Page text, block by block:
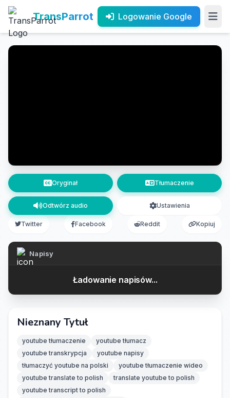
TransParrot Logowanie Google
Oryginał Tłumaczenie
Odtwórz audio Ustawienia
Twitter Facebook Reddit Kopiuj
Napisy
Ładowanie napisów...
Nieznany Tytuł
youtube tłumaczenie
youtube tłumacz
youtube transkrypcja
youtube napisy
tłumaczyć youtube na polski
youtube tłumaczenie wideo
youtube translate to polish
translate youtube to polish
youtube transcript to polish